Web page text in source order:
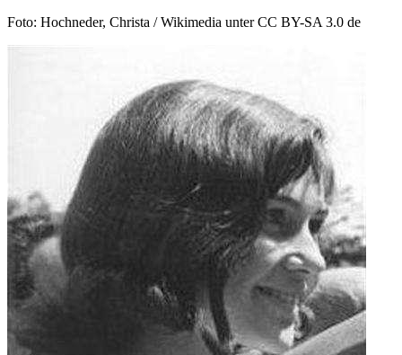
Foto: Hochneder, Christa / Wikimedia unter CC BY-SA 3.0 de